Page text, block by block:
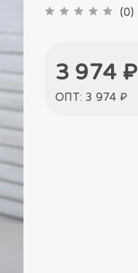
(0)
3 974 ₽
ОПТ: 3 974 ₽